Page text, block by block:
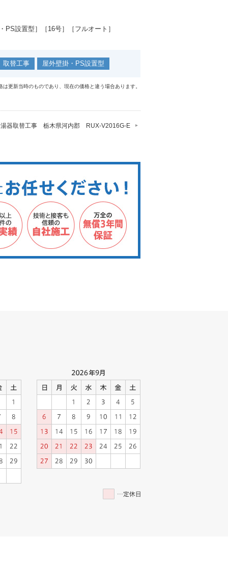
設置型］［16号］［フルオート］
取替工事 屋外壁掛・PS設置型
更新当時のものであり、現在の価格と違う場合あります。
湯器取替工事 栃木県河内郡 RUX-V2016G-E